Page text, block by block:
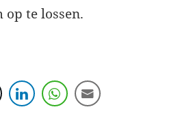
op te lossen.